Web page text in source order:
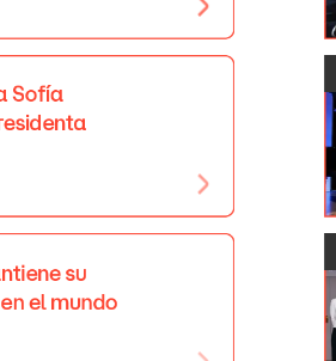
Sofía
su
enel mundo